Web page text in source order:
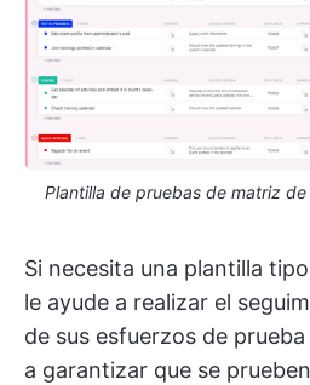
Plantilla de pruebas de matriz
Si necesita una plantilla
le ayude a realizar el
de sus esfuerzos de
a garantizar que se